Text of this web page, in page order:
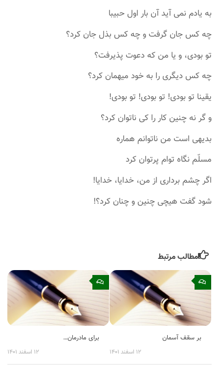
به یادم نمی آید آن بار اول حبیبا
چه کس جان گرفت و چه کس بذل جان کرد؟
تو بودی، و یا من که دعوت پذیرفت؟
چه کس دیگری را به خود میهمان کرد؟
یقینا تو بودی! تو بودی! تو بودی!
و گر نه چنین کار را کی ناتوان کرد؟
بدیهی است من ناتوانم هماره
مسلّم نگاه توام پرتوان کرد
اگر چشم برداری از من، خدایا، خدایا!
شود گفت هیچی چنین و چنان کرد؟!
مطالب مرتبط
۰
برای مادرمان…
۱۲ اسفند ۱۴۰۱
۰
بر سقف آسمان
۱۲ اسفند ۱۴۰۱